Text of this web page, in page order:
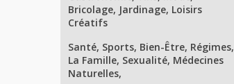
Bricolage, Jardinage, Loisirs
Créatifs
Santé, Sports, Bien-Être, Régimes,
La Famille, Sexualité, Médecines
Naturelles,